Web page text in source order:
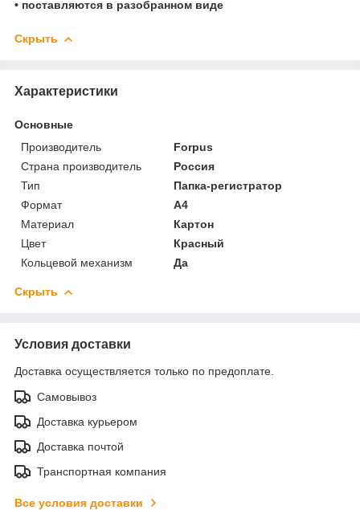
• поставляются в разобранном виде
Скрыть
Характеристики
Основные
Производитель
Forpus
Страна производитель
Россия
Тип
Папка-регистратор
Формат
A4
Материал
Картон
Цвет
Красный
Кольцевой механизм
Да
Скрыть
Условия доставки
Доставка осуществляется только по предоплате.
Самовывоз
Доставка курьером
Доставка почтой
Транспортная компания
Все условия доставки